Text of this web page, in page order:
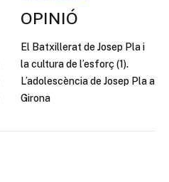
OPINIÓ
El Batxillerat de Josep Pla i
la cultura de l’esforç (1).
L’adolescència de Josep Pla a
Girona